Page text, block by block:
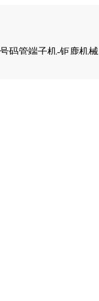
码管端子机-钜鹿机械